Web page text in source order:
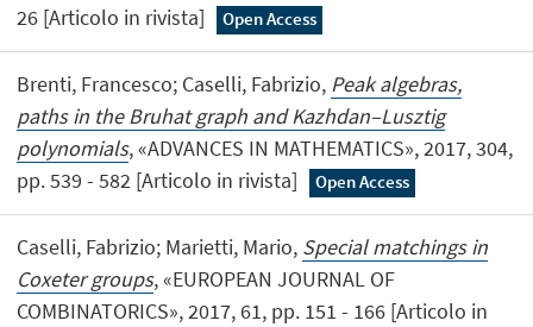
26 [Articolo in rivista]
Open Access
Brenti, Francesco; Caselli, Fabrizio, Peak algebras,
paths in the Bruhat graph and Kazhdan–Lusztig
polynomials, «ADVANCES IN MATHEMATICS», 2017, 304,
pp. 539 - 582 [Articolo in rivista]
Open Access
Caselli, Fabrizio; Marietti, Mario, Special matchings in
Coxeter groups, «EUROPEAN JOURNAL OF
COMBINATORICS», 2017, 61, pp. 151 - 166 [Articolo in